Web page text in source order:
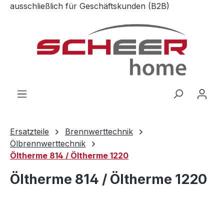
Zum Hauptinhalt springen
ausschließlich für Geschäftskunden (B2B)
Ersatzteile
Brennwerttechnik
Ölbrennwerttechnik
Öltherme 814 / Öltherme 1220
Öltherme 814 / Öltherme 1220